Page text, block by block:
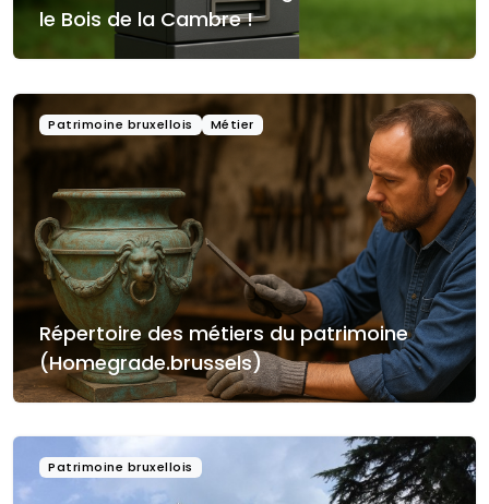
le Bois de la Cambre !
Patrimoine bruxellois Métier
Répertoire des métiers du patrimoine
(Homegrade.brussels)
Patrimoine bruxellois